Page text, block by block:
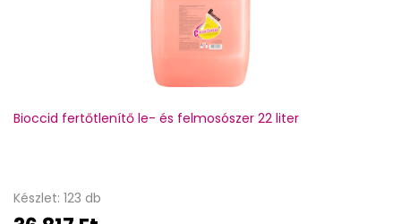
Bioccid fertőtlenítő le- és felmosószer 22 liter
Készlet: 123 db